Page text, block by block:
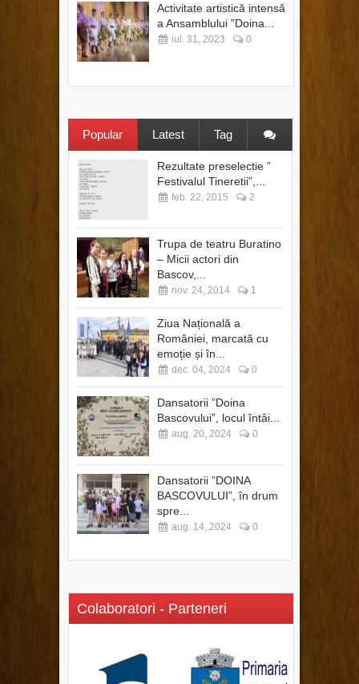
Activitate artistică intensă
a Ansamblului ”Doina...
iul. 31, 2023 0
Popular Latest Tag
Rezultate preselectie ”
Festivalul Tineretii”,...
feb. 22, 2015 2
Trupa de teatru Buratino
– Micii actori din
Bascov,...
nov. 24, 2014 1
Ziua Națională a
României, marcată cu
emoție și în...
dec. 04, 2024 0
Dansatorii ”Doina
Bascovului”, locul întâi...
aug. 20, 2024 0
Dansatorii ”DOINA
BASCOVULUI”, în drum
spre...
aug. 14, 2024 0
Colaboratori - Parteneri